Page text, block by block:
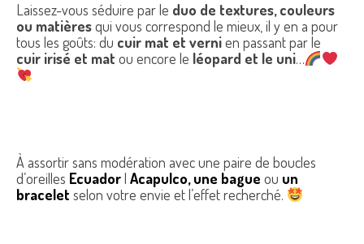
Laissez-vous séduire par le duo de textures, couleurs
ou matièresqui vous correspond le mieux, il y en a pour
tous les goûts: du cuir mat et vernien passant par le
cuir irisé et mat ou encore le léopard et le uni…
À assortir sans modération avec une paire de boucles
d’oreilles Ecuador| Acapulco, une bague ou un
bracelet selon votre envie et l’effet recherché.